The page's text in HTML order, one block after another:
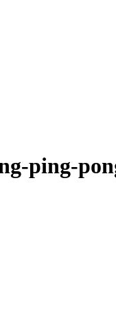
ping-